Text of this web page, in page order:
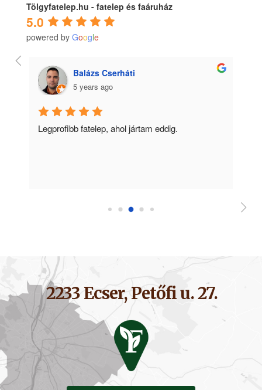
Tölgyfatelep.hu - fatelep és faáruház
5.0
powered by Google
Balázs Cserháti
5 years ago
Legprofibb fatelep, ahol jártam eddig.
2233 Ecser, Petőfi u. 27.